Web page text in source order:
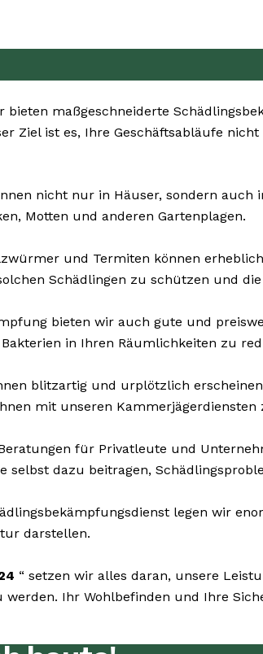
bieten maßgeschneiderte
Ziel ist es, Ihre Geschäftsabläufe
nicht nur in Häuser, sondern auch
Motten und anderen Gartenplagen.
und Termiten können
Schädlingen zu schützen und
bieten wir auch gute und
in Ihren Räumlichkeiten zu
blitzartig und urplötzlich
mit unseren
für Privatleute und
selbst dazu beitragen,
legen wir
darstellen.
“ setzen wir alles daran, unsere
Ihr Wohlbefinden und Ihre